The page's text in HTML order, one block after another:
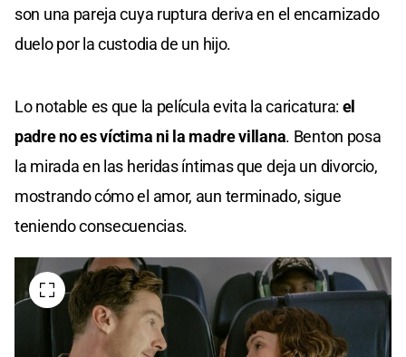
son una pareja cuya ruptura deriva en el encarnizado
duelo por la custodia de un hijo.
Lo notable es que la película evita la caricatura: el
padre no es víctima ni la madre villana. Benton posa
la mirada en las heridas íntimas que deja un divorcio,
mostrando cómo el amor, aun terminado, sigue
teniendo consecuencias.